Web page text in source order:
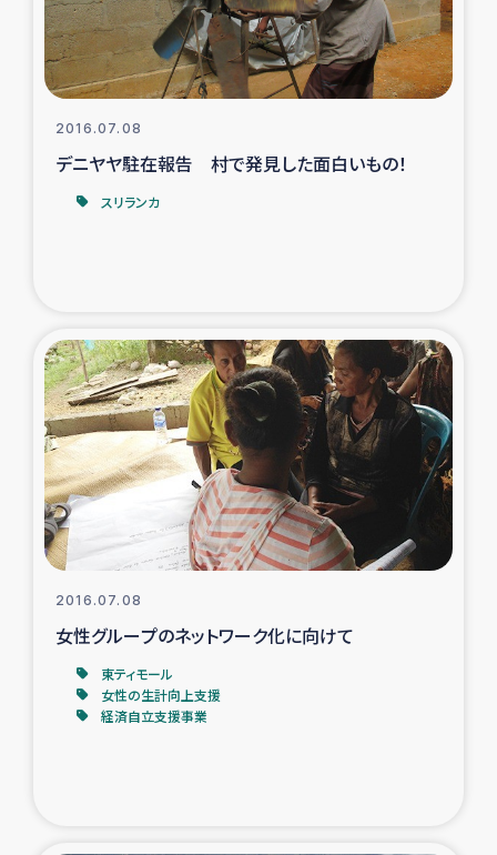
漁業復興支援
インターン・ボランティア日誌
ガザ地区での公園の緑化を通じた支援事業
ガザ地区における被災住民への緊急支援
ガザ地区酪農を通した女性グループの生計支援
ふりかけ普及と食生活改善による栄養改善事業
女性の生計向上を通じた子どもの栄養改善事業
2016.07.08
デニヤヤ駐在報告 村で発見した面白いもの！
スリランカ
2016.07.08
女性グループのネットワーク化に向けて
東ティモール
女性の生計向上支援
経済自立支援事業